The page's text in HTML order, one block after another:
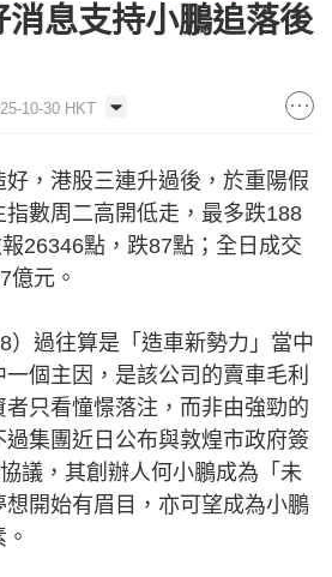
消息支持小鵬追落後
10-30 HKT
，港股三連升過後，於重陽假
數周二高開低走，最多跌188
26346點，跌87點；全日成交
億元。
過往算是「造車新勢力」當中
個主因，是該公司的賣車毛利
只看憧憬落注，而非由強勁的
集團近日公布與敦煌市政府簽
議，其創辦人何小鵬成為「未
開始有眉目，亦可望成為小鵬